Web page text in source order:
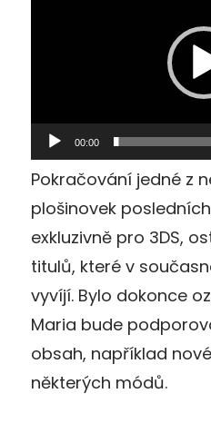
00:00
Pokračování jedné z
plošinovek
exkluzivně pro 3DS,
titulů, které v
vyvíjí. Bylo dokonce
Maria bude
obsah, například
některých módů.